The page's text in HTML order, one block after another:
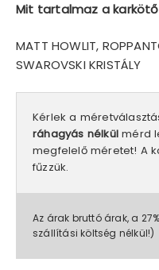
Mit tartalmaz a
MATT HOWLIT,
SWAROVSKI KRISTÁLY
Kérlek a
ráhagyás nélkül mérd
megfelelő méretet! A
fűzzük.
Az árak bruttó árak, a
szállítási költség nélkül!)